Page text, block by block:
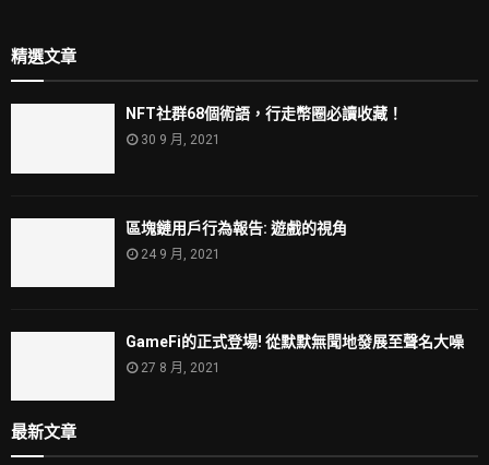
精選文章
NFT社群68個術語，行走幣圈必讀收藏！
30 9 月, 2021
區塊鏈用戶行為報告: 遊戲的視角
24 9 月, 2021
GameFi的正式登場! 從默默無聞地發展至聲名大噪
27 8 月, 2021
最新文章